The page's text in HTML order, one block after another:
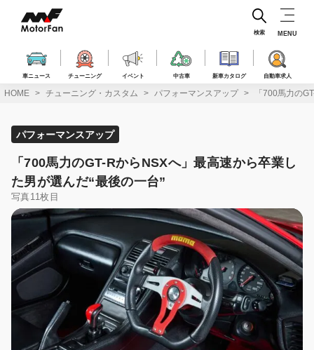
ス
車ニュース チューニング イベント 中古車 新車カタログ 自動車求人
検索 MENU
HOME チューニング・カスタム パフォーマンスアップ 「700馬力の
パフォーマンスアップ
「700馬力のGT-RからNSXへ」最高速から卒業し
た男が選んだ“最後の一台”
写真11枚目